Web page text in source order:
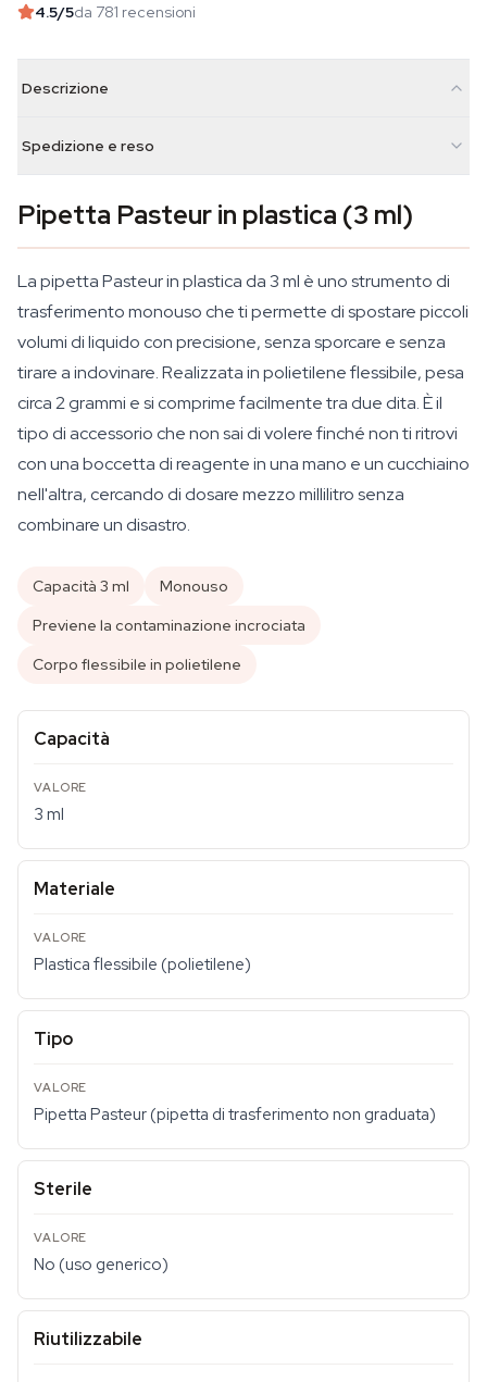
4.5/5da 781 recensioni
Descrizione
Spedizione e reso
Pipetta Pasteur in plastica (3 ml)
La pipetta Pasteur in plastica da 3 ml è uno strumento di
trasferimento monouso che ti permette di spostare piccoli
volumi di liquido con precisione, senza sporcare e senza
tirare a indovinare. Realizzata in polietilene flessibile, pesa
circa 2 grammi e si comprime facilmente tra due dita. È il
tipo di accessorio che non sai di volere finché non ti ritrovi
con una boccetta di reagente in una mano e un cucchiaino
nell'altra, cercando di dosare mezzo millilitro senza
combinare un disastro.
Capacità 3 ml
Monouso
Previene la contaminazione incrociata
Corpo flessibile in polietilene
Capacità
3 ml
Materiale
Plastica flessibile (polietilene)
Tipo
Pipetta Pasteur (pipetta di trasferimento non graduata)
Sterile
No (uso generico)
Riutilizzabile